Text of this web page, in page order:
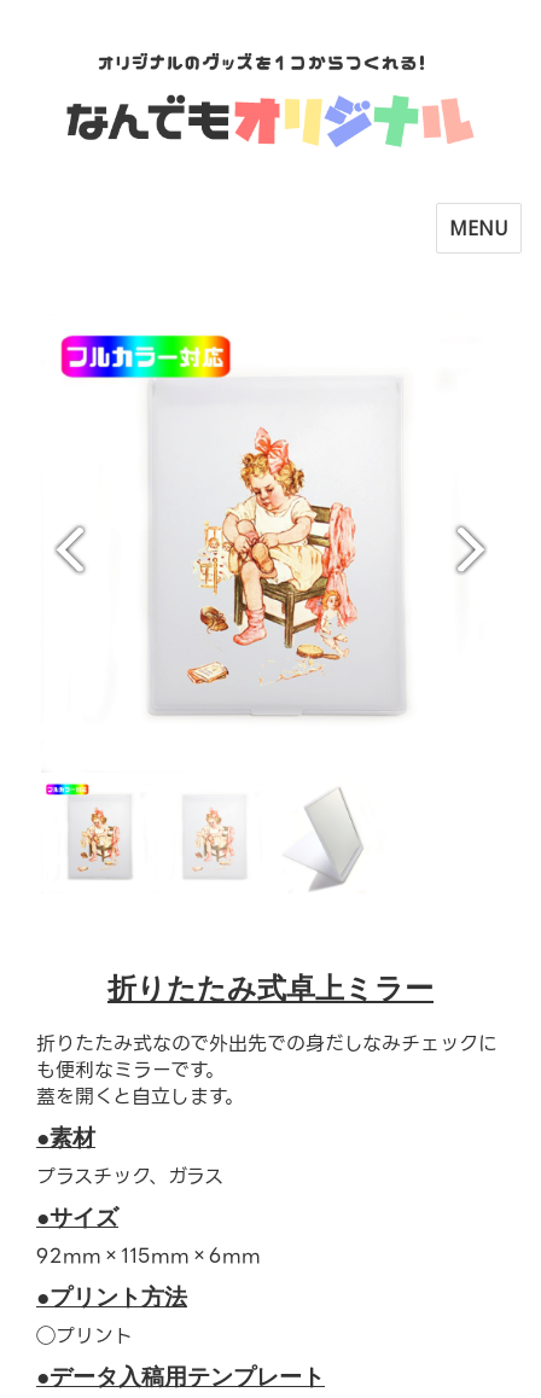
Toggle
MENU
折りたたみ式卓上ミラー
折りたたみ式なので外出先での身だしなみチェックに
も便利なミラーです。
蓋を開くと自立します。
●素材
プラスチック、ガラス
●サイズ
92mm×115mm×6mm
●プリント方法
◯プリント
●データ入稿用テンプレート